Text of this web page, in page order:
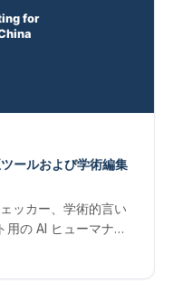
ールおよび学術編集
ッカー、学術的言い
の AI ヒューマナイ
ジャーナルで出版す